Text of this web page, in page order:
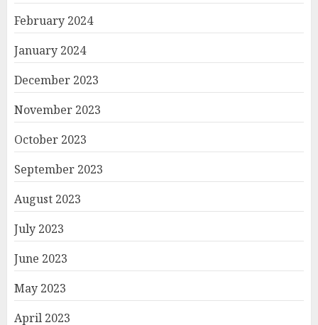
February 2024
January 2024
December 2023
November 2023
October 2023
September 2023
August 2023
July 2023
June 2023
May 2023
April 2023